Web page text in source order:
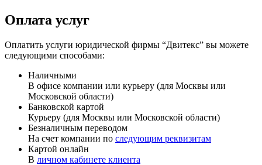
Оплата услуг
Оплатить услуги юридической фирмы “Двитекс” вы можете
следующими способами:
Наличными
В офисе компании или курьеру (для Москвы или
Московской области)
Банковской картой
Курьеру (для Москвы или Московской области)
Безналичным переводом
На счет компании по следующим реквизитам
Картой онлайн
В личном кабинете клиента